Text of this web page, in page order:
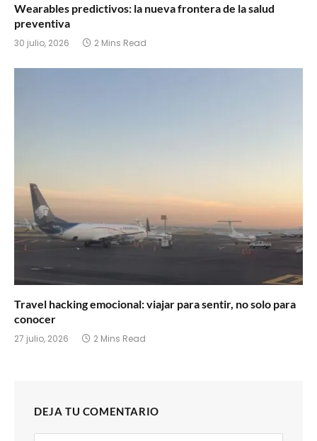
Wearables predictivos: la nueva frontera de la salud
preventiva
30 julio, 2026 2 Mins Read
Travel hacking emocional: viajar para sentir, no solo para
conocer
27 julio, 2026 2 Mins Read
DEJA TU COMENTARIO